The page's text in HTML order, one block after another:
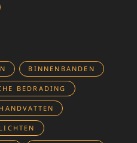
BINNENBANDEN
BEDRADING
HANDVATTEN